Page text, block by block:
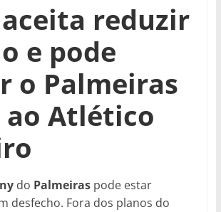
reduzir
e pode
o Palmeiras
Atlético
do Palmeiraspode estar
desfecho. Fora dos planos do